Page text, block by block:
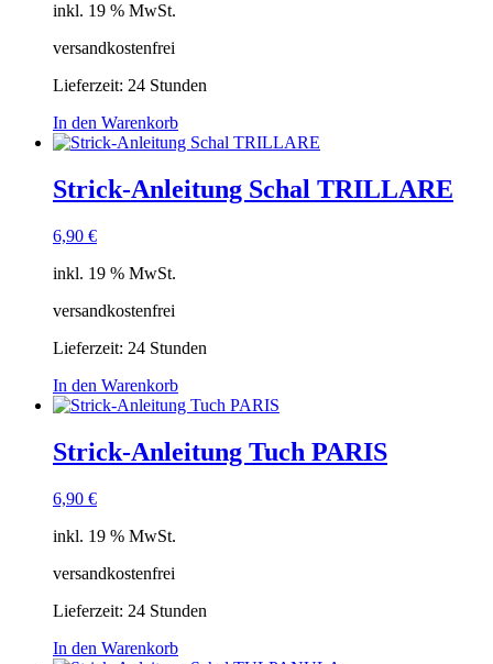
inkl. 19 % MwSt.
versandkostenfrei
Lieferzeit: 24 Stunden
In den Warenkorb
Strick-Anleitung Schal TRILLARE
6,90 €
inkl. 19 % MwSt.
versandkostenfrei
Lieferzeit: 24 Stunden
In den Warenkorb
Strick-Anleitung Tuch PARIS
6,90 €
inkl. 19 % MwSt.
versandkostenfrei
Lieferzeit: 24 Stunden
In den Warenkorb